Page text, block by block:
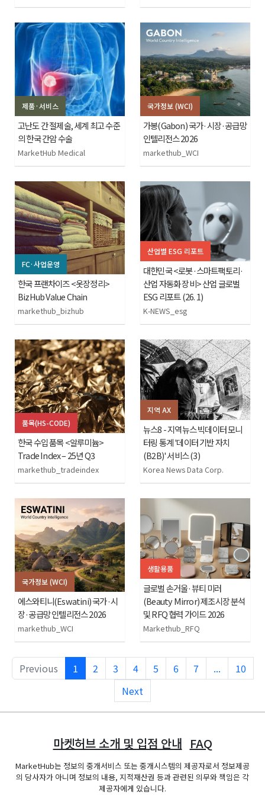
제품·서비스
고난도 간 절제술, 세계 최고 수준
의 한국 간암 수술
MarketHub Medical
국가정보 (WCI)
가봉(Gabon) 국가·시장·공급망
인텔리전스 2026
markethub_WCI
FC·사업운영
한국 프랜차이즈 <옷장정리>
BizHub Value Chain
markethub_bizhub
산업별 ESG 리포트
대한민국 <로봇·스마트팩토리·
산업 자동화 장비> 산업 글로벌
ESG 리포트 (26. 1)
K-NEWS_esg
품목(HS-CODE)
한국 수입 품목 <알루미늄>
Trade Index – 25년 Q3
markethub_tradeindex
지역 AX
뉴스8 - 지역뉴스 빅데이터 모니
터링 통계 '데이터 기반 자치
(B2B)' 서비스 (3)
Korea News Data Corp.
국가정보 (WCI)
에스와티니(Eswatini) 국가·시
장·공급망 인텔리전스 2026
markethub_WCI
생활용품
글로벌 손거울·뷰티 미러
(Beauty Mirror) 제조시장 분석
및 RFQ 협력 가이드 2026
Markethub_RFQ
Previous 1 2 3 4 5 6 7 ...
10
Next
마켓허브 소개 및 입점 안내 FAQ
MarketHub는 정보의 중개서비스 또는 중개시스템의 제공자로서 정보제공
의 당사자가 아니며 정보의 내용, 지적재산권 등과 관련된 의무와 책임은 각
제공자에게 있습니다.